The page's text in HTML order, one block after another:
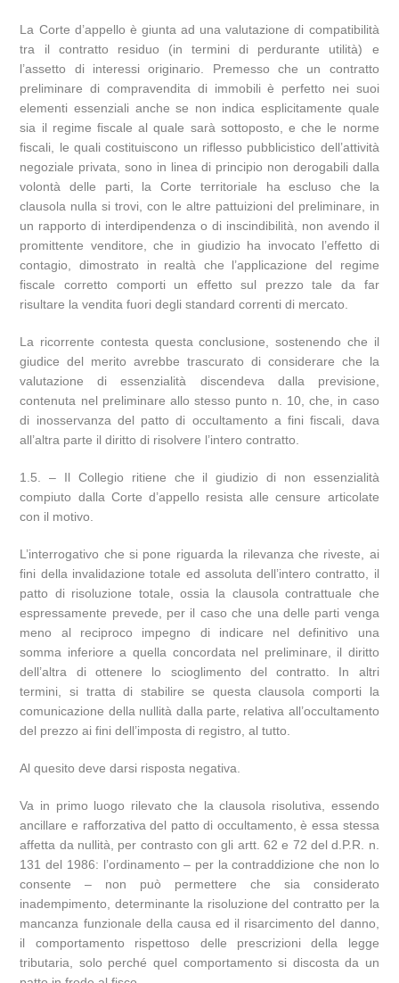
La Corte d’appello è giunta ad una valutazione di compatibilità
tra il contratto residuo (in termini di perdurante utilità) e
l’assetto di interessi originario. Premesso che un contratto
preliminare di compravendita di immobili è perfetto nei suoi
elementi essenziali anche se non indica esplicitamente quale
sia il regime fiscale al quale sarà sottoposto, e che le norme
fiscali, le quali costituiscono un riflesso pubblicistico dell’attività
negoziale privata, sono in linea di principio non derogabili dalla
volontà delle parti, la Corte territoriale ha escluso che la
clausola nulla si trovi, con le altre pattuizioni del preliminare, in
un rapporto di interdipendenza o di inscindibilità, non avendo il
promittente venditore, che in giudizio ha invocato l’effetto di
contagio, dimostrato in realtà che l’applicazione del regime
fiscale corretto comporti un effetto sul prezzo tale da far
risultare la vendita fuori degli standard correnti di mercato.
La ricorrente contesta questa conclusione, sostenendo che il
giudice del merito avrebbe trascurato di considerare che la
valutazione di essenzialità discendeva dalla previsione,
contenuta nel preliminare allo stesso punto n. 10, che, in caso
di inosservanza del patto di occultamento a fini fiscali, dava
all’altra parte il diritto di risolvere l’intero contratto.
1.5. – Il Collegio ritiene che il giudizio di non essenzialità
compiuto dalla Corte d’appello resista alle censure articolate
con il motivo.
L’interrogativo che si pone riguarda la rilevanza che riveste, ai
fini della invalidazione totale ed assoluta dell’intero contratto, il
patto di risoluzione totale, ossia la clausola contrattuale che
espressamente prevede, per il caso che una delle parti venga
meno al reciproco impegno di indicare nel definitivo una
somma inferiore a quella concordata nel preliminare, il diritto
dell’altra di ottenere lo scioglimento del contratto. In altri
termini, si tratta di stabilire se questa clausola comporti la
comunicazione della nullità dalla parte, relativa all’occultamento
del prezzo ai fini dell’imposta di registro, al tutto.
Al quesito deve darsi risposta negativa.
Va in primo luogo rilevato che la clausola risolutiva, essendo
ancillare e rafforzativa del patto di occultamento, è essa stessa
affetta da nullità, per contrasto con gli artt. 62 e 72 del d.P.R. n.
131 del 1986: l’ordinamento – per la contraddizione che non lo
consente – non può permettere che sia considerato
inadempimento, determinante la risoluzione del contratto per la
mancanza funzionale della causa ed il risarcimento del danno,
il comportamento rispettoso delle prescrizioni della legge
tributaria, solo perché quel comportamento si discosta da un